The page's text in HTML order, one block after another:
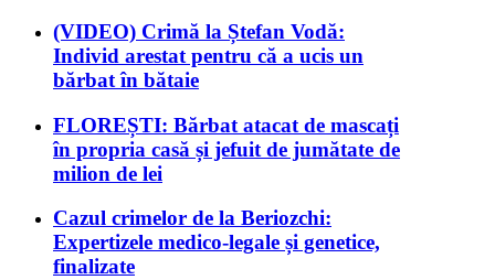
(VIDEO) Crimă la Ștefan Vodă:
Individ arestat pentru că a ucis un
bărbat în bătaie
FLOREȘTI: Bărbat atacat de mascați
în propria casă și jefuit de jumătate de
milion de lei
Cazul crimelor de la Beriozchi:
Expertizele medico-legale și genetice,
finalizate